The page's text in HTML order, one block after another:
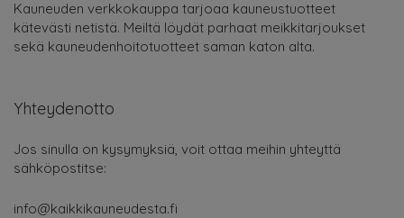
Kauneuden verkkokauppa tarjoaa kauneustuotteet
kätevästi netistä. Meiltä löydät parhaat meikkitarjoukset
sekä kauneudenhoitotuotteet saman katon alta.
Yhteydenotto
Jos sinulla on kysymyksiä, voit ottaa meihin yhteyttä
sähköpostitse:
info@kaikkikauneudesta.fi